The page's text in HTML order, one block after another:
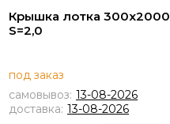
Крышка лотка 300х2000
S=2,0
под заказ
самовывоз: 13-08-2026
доставка: 13-08-2026